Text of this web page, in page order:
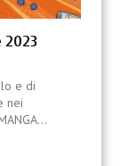
2023
e di
nei